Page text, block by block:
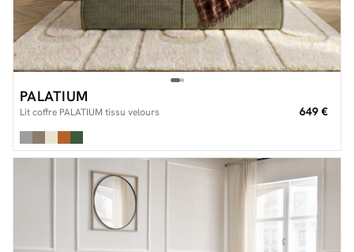
PALATIUM
Lit coffre PALATIUM tissu velours 649 €